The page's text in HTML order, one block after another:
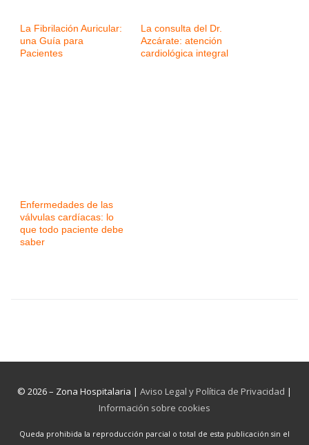
La Fibrilación Auricular:
una Guía para
Pacientes
La consulta del Dr.
Azcárate: atención
cardiológica integral
Enfermedades de las
válvulas cardíacas: lo
que todo paciente debe
saber
© 2026 – Zona Hospitalaria | Aviso Legal y Política de Privacidad |
Información sobre cookies
Queda prohibida la reproducción parcial o total de esta publicación sin el